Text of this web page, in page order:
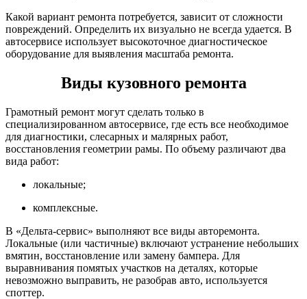
Какой вариант ремонта потребуется, зависит от сложности
повреждений. Определить их визуально не всегда удается. В
автосервисе использует высокоточное диагностическое
оборудование для выявления масштаба ремонта.
Виды кузовного ремонта
Грамотный ремонт могут сделать только в
специализированном автосервисе, где есть все необходимое
для диагностики, слесарных и малярных работ,
восстановления геометрии рамы. По объему различают два
вида работ:
локальные;
комплексные.
В «Дельта-сервис» выполняют все виды авторемонта.
Локальные (или частичные) включают устранение небольших
вмятин, восстановление или замену бампера. Для
выравнивания помятых участков на деталях, которые
невозможно выправить, не разобрав авто, используется
споттер.